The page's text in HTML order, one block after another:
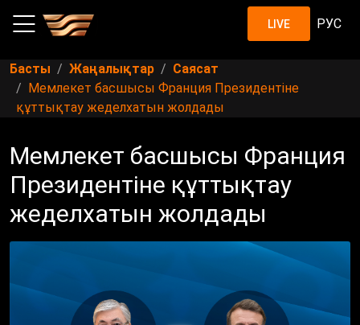
LIVE РУС
Басты Жаңалықтар
Саясат
Мемлекет басшысы Франция Президентіне
құттықтау жеделхатын жолдады
Мемлекет басшысы Франция
Президентіне құттықтау
жеделхатын жолдады